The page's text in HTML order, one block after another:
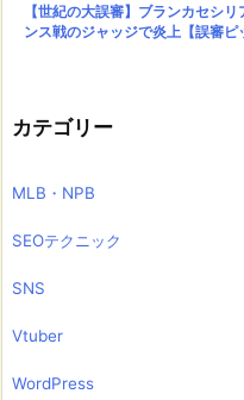
【世紀の大誤審】ブランカセシ
ンス戦のジャッジで炎上【誤審ピ
カテゴリー
MLB・NPB
SEOテクニック
SNS
Vtuber
WordPress